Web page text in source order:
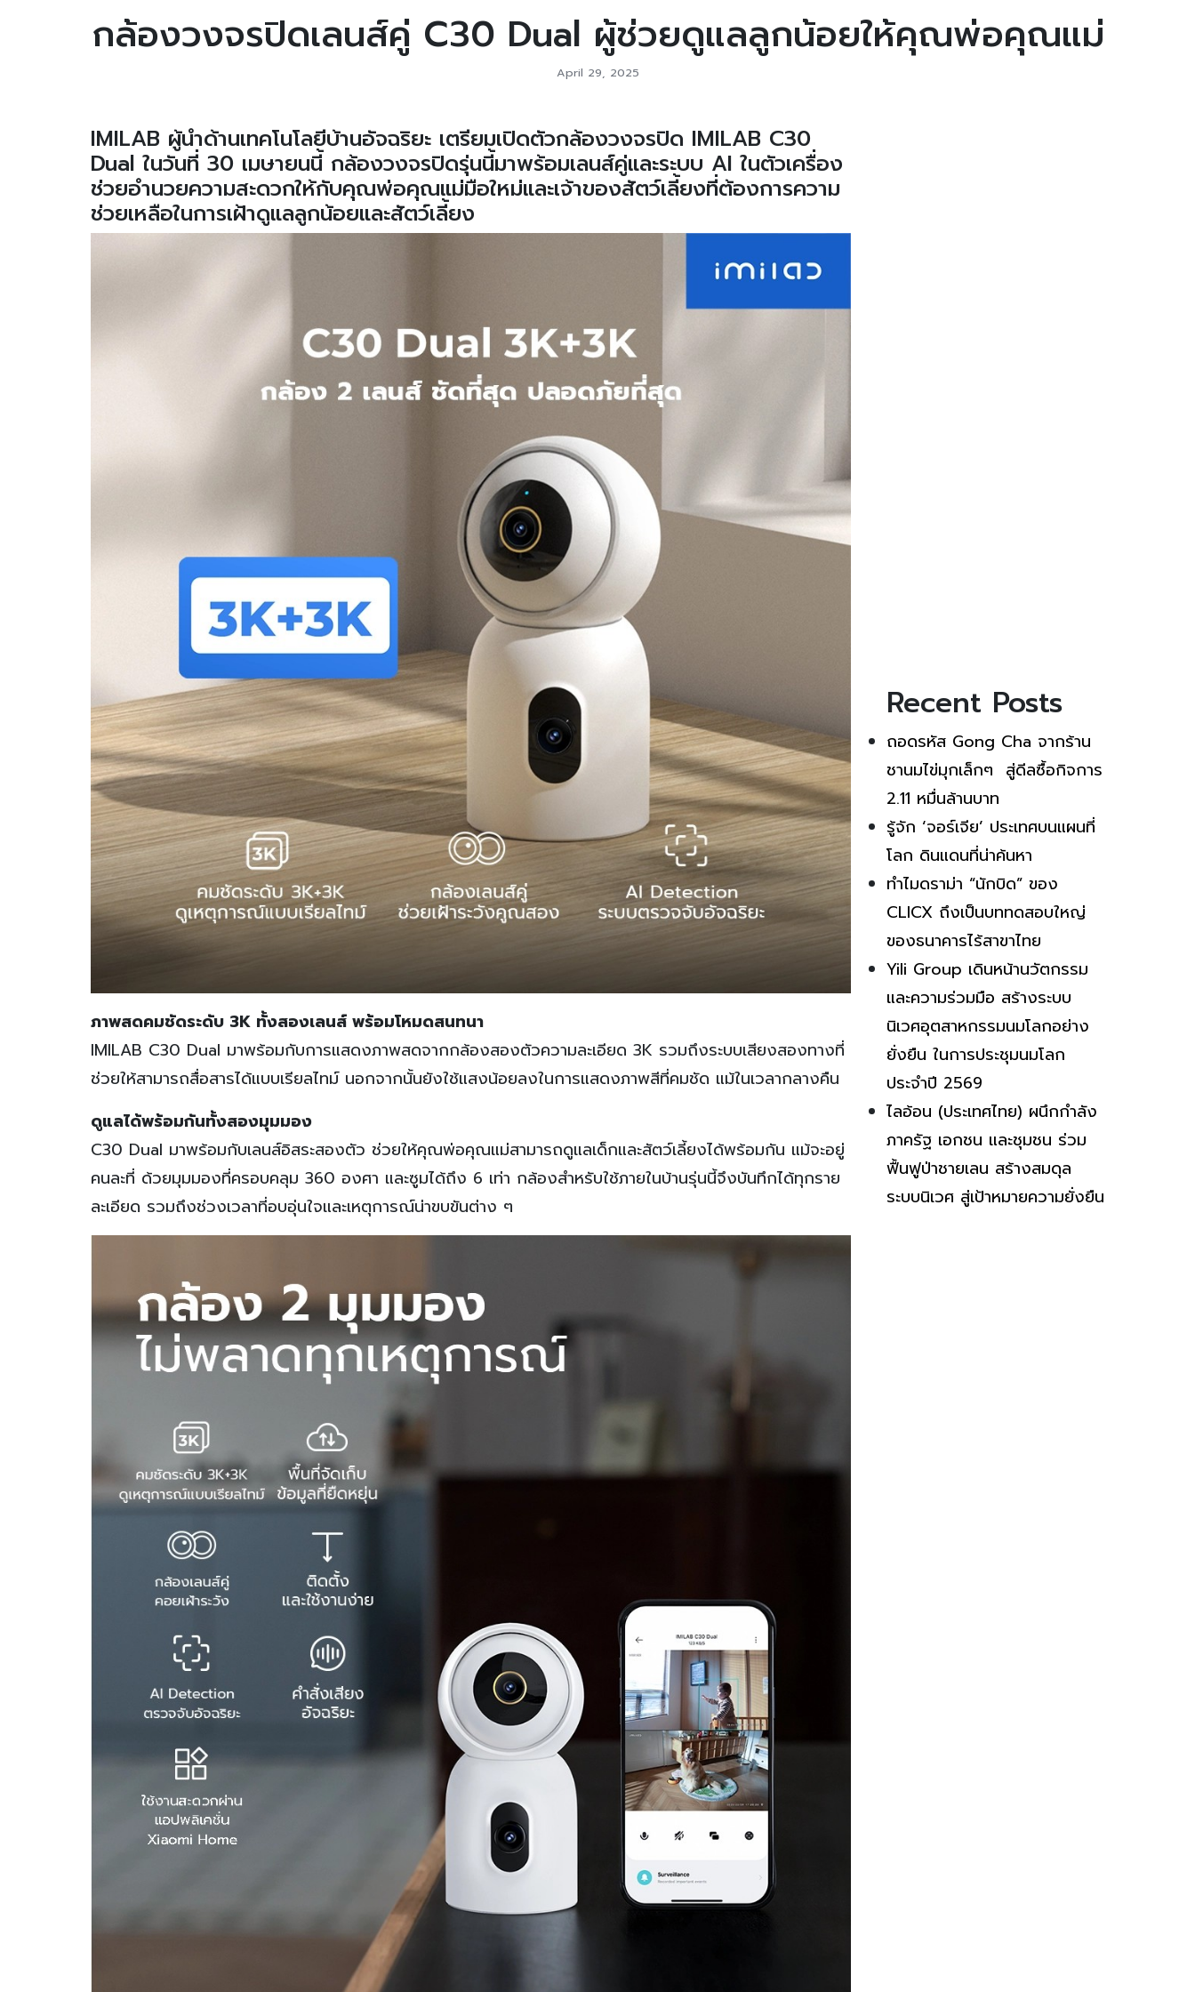
กล้องวงจรปิดเลนส์คู่ C30 Dual ผู้ช่วยดูแลลูกน้อยให้คุณพ่อคุณแม่
April 29, 2025
IMILAB ผู้นำด้านเทคโนโลยีบ้านอัจฉริยะ เตรียมเปิดตัวกล้องวงจรปิด IMILAB C30
Dual ในวันที่ 30 เมษายนนี้ กล้องวงจรปิดรุ่นนี้มาพร้อมเลนส์คู่และระบบ AI ในตัวเครื่อง
ช่วยอำนวยความสะดวกให้กับคุณพ่อคุณแม่มือใหม่และเจ้าของสัตว์เลี้ยงที่ต้องการความ
ช่วยเหลือในการเฝ้าดูแลลูกน้อยและสัตว์เลี้ยง
ภาพสดคมชัดระดับ 3K ทั้งสองเลนส์ พร้อมโหมดสนทนา
IMILAB C30 Dual มาพร้อมกับการแสดงภาพสดจากกล้องสองตัวความละเอียด 3K รวมถึงระบบเสียงสองทางที่
ช่วยให้สามารถสื่อสารได้แบบเรียลไทม์ นอกจากนั้นยังใช้แสงน้อยลงในการแสดงภาพสีที่คมชัด แม้ในเวลากลางคืน
ดูแลได้พร้อมกันทั้งสองมุมมอง
C30 Dual มาพร้อมกับเลนส์อิสระสองตัว ช่วยให้คุณพ่อคุณแม่สามารถดูแลเด็กและสัตว์เลี้ยงได้พร้อมกัน แม้จะอยู่
คนละที่ ด้วยมุมมองที่ครอบคลุม 360 องศา และซูมได้ถึง 6 เท่า กล้องสำหรับใช้ภายในบ้านรุ่นนี้จึงบันทึกได้ทุกราย
ละเอียด รวมถึงช่วงเวลาที่อบอุ่นใจและเหตุการณ์น่าขบขันต่าง ๆ
Recent Posts
ถอดรหัส Gong Cha จากร้าน
ชานมไข่มุกเล็กๆ สู่ดีลซื้อกิจการ
2.11 หมื่นล้านบาท
รู้จัก ‘จอร์เจีย’ ประเทศบนแผนที่
โลก ดินแดนที่น่าค้นหา
ทำไมดราม่า “นักบิด” ของ
CLICX ถึงเป็นบททดสอบใหญ่
ของธนาคารไร้สาขาไทย
Yili Group เดินหน้านวัตกรรม
และความร่วมมือ สร้างระบบ
นิเวศอุตสาหกรรมนมโลกอย่าง
ยั่งยืน ในการประชุมนมโลก
ประจำปี 2569
ไลอ้อน (ประเทศไทย) ผนึกกำลัง
ภาครัฐ เอกชน และชุมชน ร่วม
ฟื้นฟูป่าชายเลน สร้างสมดุล
ระบบนิเวศ สู่เป้าหมายความยั่งยืน